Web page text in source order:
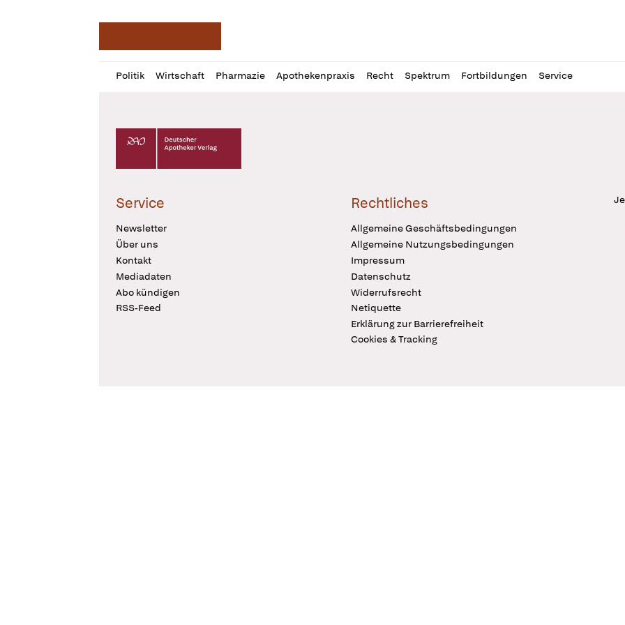
Politik Wirtschaft Pharmazie Apothekenpraxis Recht Spektrum Fortbildungen Service
Profil
öffnen
Daz
Pur
Deutscher Apotheker Verlag Logo
Service
Newsletter
Über uns
Kontakt
Mediadaten
Abo kündigen
RSS-Feed
Rechtliches
Allgemeine Geschäftsbedingungen
Allgemeine Nutzungsbedingungen
Impressum
Datenschutz
Widerrufsrecht
Netiquette
Erklärung zur Barrierefreiheit
Cookies & Tracking